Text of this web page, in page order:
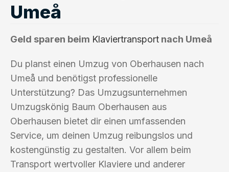
Umeå
Geld sparen beim Klaviertransport nach Umeå
Du planst einen Umzug von Oberhausen nach
Umeå und benötigst professionelle
Unterstützung? Das Umzugsunternehmen
Umzugskönig Baum Oberhausen aus
Oberhausen bietet dir einen umfassenden
Service, um deinen Umzug reibungslos und
kostengünstig zu gestalten. Vor allem beim
Transport wertvoller Klaviere und anderer